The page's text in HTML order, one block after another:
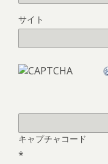
サイト
キャプチャコード
*